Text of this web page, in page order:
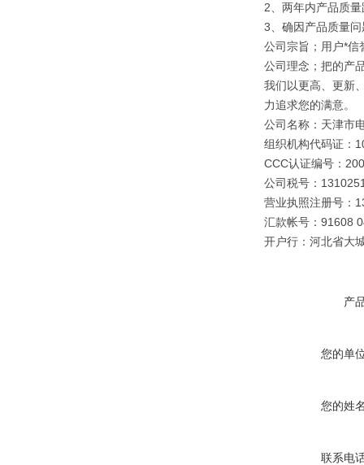
2、两年内产品质
3、确因产品质量
公司宗旨；用户*信
公司理念；把的产
我们以更高、更新
力追求您的满意。
公司名称：天津市
组织机构代码证：
CCC认证编号：
公司税号：
营业执照注册号：
汇款帐号：91608
开户行：河北省大
产
您的单
您的姓
联系电